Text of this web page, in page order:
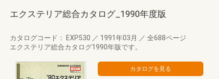
エクステリア総合カタログ_1990年度版
カタログコード： EXP530 ／ 1991年03月 ／ 全688ページ
エクステリア総合カタログ1990年版です。